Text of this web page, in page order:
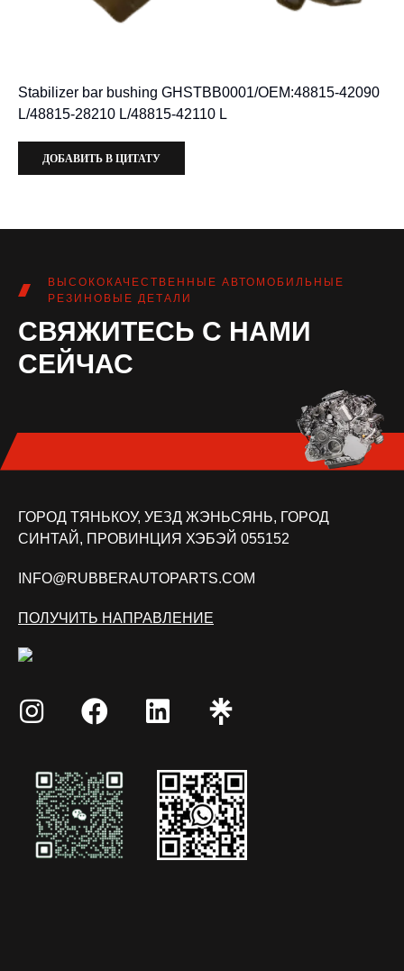
Stabilizer bar bushing GHSTBB0001/OEM:48815-42090
L/48815-28210 L/48815-42110 L
ДОБАВИТЬ В ЦИТАТУ
ВЫСОКОКАЧЕСТВЕННЫЕ АВТОМОБИЛЬНЫЕ
РЕЗИНОВЫЕ ДЕТАЛИ
СВЯЖИТЕСЬ С НАМИ
СЕЙЧАС
ГОРОД ТЯНЬКОУ, УЕЗД ЖЭНЬСЯНЬ, ГОРОД
СИНТАЙ, ПРОВИНЦИЯ ХЭБЭЙ 055152
INFO@RUBBERAUTOPARTS.COM
ПОЛУЧИТЬ НАПРАВЛЕНИЕ